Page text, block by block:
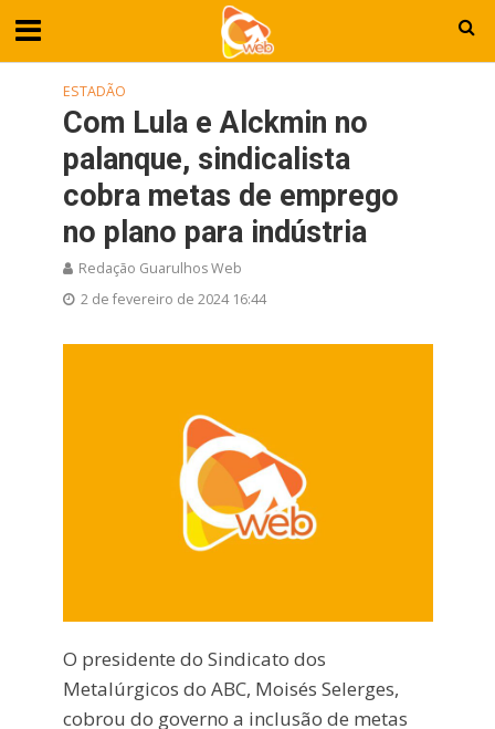
ESTADÃO
Com Lula e Alckmin no
palanque, sindicalista
cobra metas de emprego
no plano para indústria
Redação Guarulhos Web
2 de fevereiro de 2024 16:44
O presidente do Sindicato dos
Metalúrgicos do ABC, Moisés Selerges,
cobrou do governo a inclusão de metas